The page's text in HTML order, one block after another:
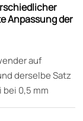
Anpassung der
auf
derselbe Satz
0,5 mm
dickem